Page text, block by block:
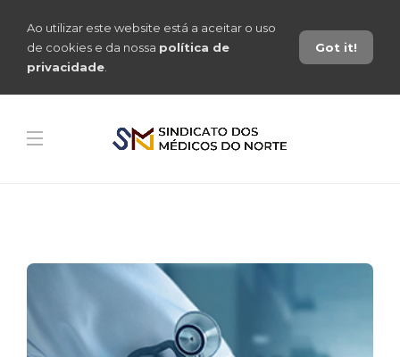
Ao utilizar este website está a aceitar o uso
de cookies e da nossa política de
privacidade
Got it!